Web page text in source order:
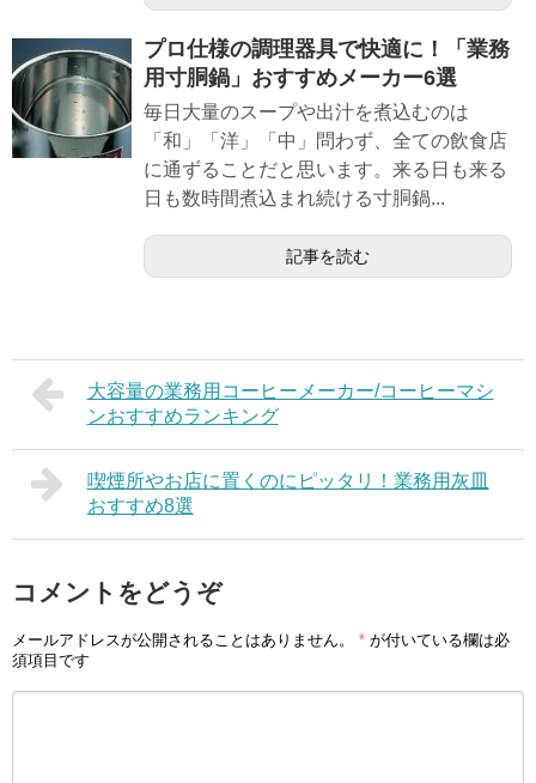
プロ仕様の調理器具で快適に！「業務
用寸胴鍋」おすすめメーカー6選
毎日大量のスープや出汁を煮込むのは
「和」「洋」「中」問わず、全ての飲食店
に通ずることだと思います。来る日も来る
日も数時間煮込まれ続ける寸胴鍋...
記事を読む
大容量の業務用コーヒーメーカー/コーヒーマシ
ンおすすめランキング
喫煙所やお店に置くのにピッタリ！業務用灰皿
おすすめ8選
コメントをどうぞ
メールアドレスが公開されることはありません。 * が付いている欄は必
須項目です